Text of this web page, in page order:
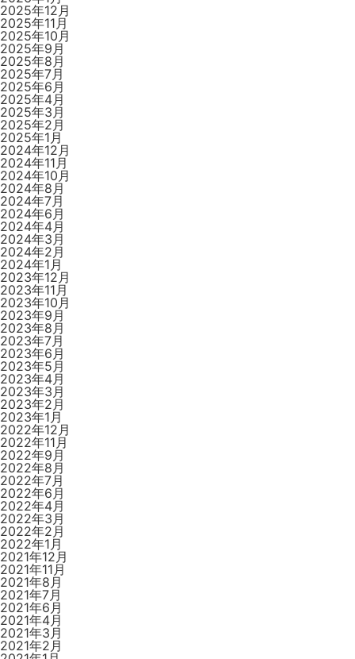
2025年12月
2025年11月
2025年10月
2025年9月
2025年8月
2025年7月
2025年6月
2025年4月
2025年3月
2025年2月
2025年1月
2024年12月
2024年11月
2024年10月
2024年8月
2024年7月
2024年6月
2024年4月
2024年3月
2024年2月
2024年1月
2023年12月
2023年11月
2023年10月
2023年9月
2023年8月
2023年7月
2023年6月
2023年5月
2023年4月
2023年3月
2023年2月
2023年1月
2022年12月
2022年11月
2022年9月
2022年8月
2022年7月
2022年6月
2022年4月
2022年3月
2022年2月
2022年1月
2021年12月
2021年11月
2021年8月
2021年7月
2021年6月
2021年4月
2021年3月
2021年2月